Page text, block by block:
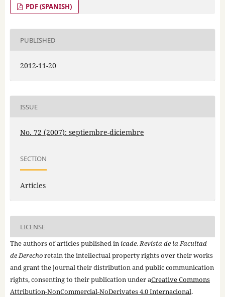
PDF (SPANISH)
PUBLISHED
2012-11-20
ISSUE
No. 72 (2007): septiembre-diciembre
SECTION
Articles
LICENSE
The authors of articles published in icade. Revista de la Facultad
de Derechoretain the intellectual property rights over their works
and grant the journal their distribution and public communication
rights, consenting to their publication under aCreative Commons
Attribution-NonCommercial-NoDerivates 4.0 Internacional.